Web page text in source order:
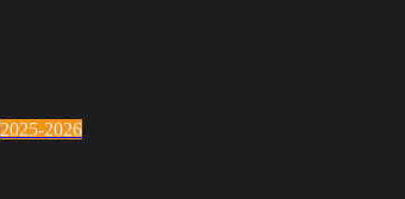
2025-2026